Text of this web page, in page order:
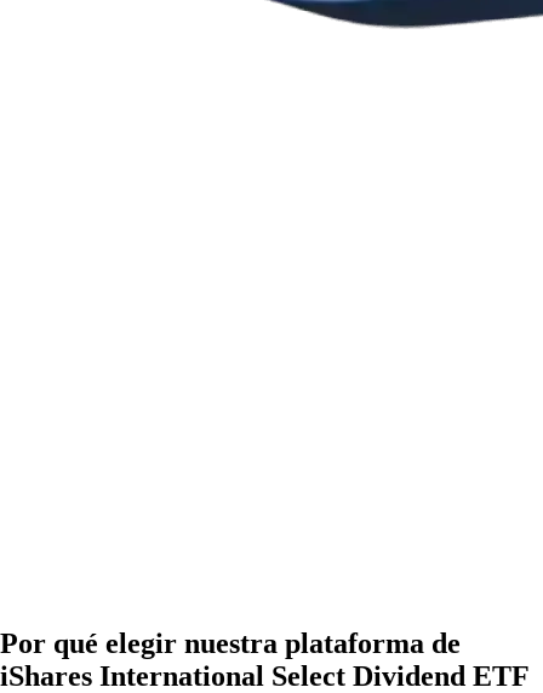
Por qué elegir nuestra plataforma de
iShares International Select Dividend ETF